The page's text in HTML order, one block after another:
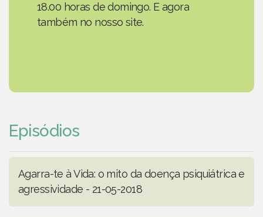
18.00 horas de domingo. E agora
também no nosso site.
Episódios
Agarra-te à Vida: o mito da doença psiquiátrica e
agressividade - 21-05-2018